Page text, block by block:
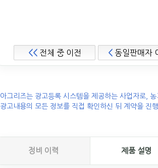
<<전체 중 이전 < 동일판매자
.아그리즈는 광고등록 시스템을 제공하는 사업자로,
.광고내용의 모든 정보를 직접 확인하신 뒤 계약을 진
정비 이력 제품 설명